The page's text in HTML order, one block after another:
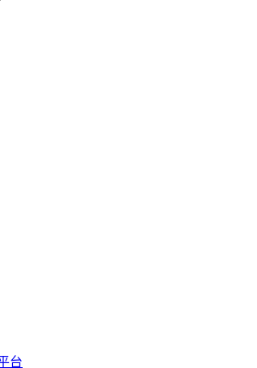
台